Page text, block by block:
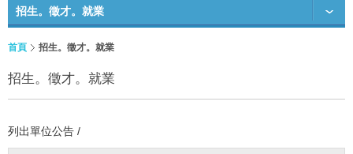
招生。徵才。就業
首頁 招生。徵才。就業
招生。徵才。就業
列出單位公告 /